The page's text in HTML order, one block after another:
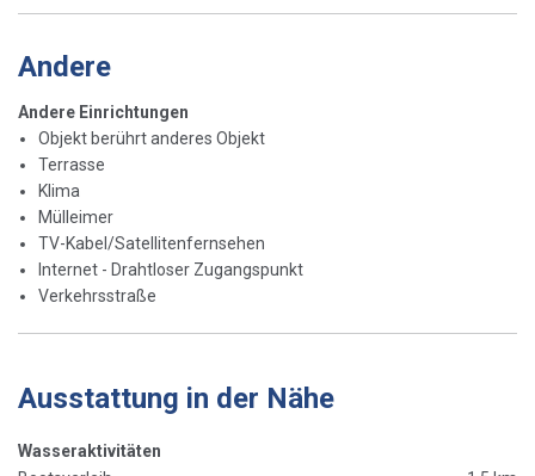
Andere
Andere Einrichtungen
Objekt berührt anderes Objekt
Terrasse
Klima
Mülleimer
TV-Kabel/Satellitenfernsehen
Internet - Drahtloser Zugangspunkt
Verkehrsstraße
Ausstattung in der Nähe
Wasseraktivitäten